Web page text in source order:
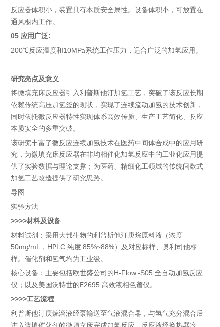
反应器体积小，装置具有本质安全属性。设备体积小，可放置在
通风橱内工作。
05 应用广泛:
200℃反应温度和10MPa系统工作压力，适合广泛的加氢应用。
研究亮点及意义
将微填充床反应器引入利普斯他汀加氢工艺，突破了该反应长期
依赖传统高压加氢釜的现状，实现了连续流动加氢的技术创新，
同时依托微反应器特性实现体系高效传质、生产工艺简化、反应
本质安全的多重突破。
该研究丰富了微反应连续加氢技术在医药中间体合成中的应用研
究，为微填充床反应器在非均相催化加氢反应中的工业化应用提
供了实验数据与理论支撑；为医药、精细化工领域的传统间歇式
加氢工艺改造提供了研究思路。
导图
实验方法
>>>>材料及设备
材料试剂：采用大邦生物的利普斯他汀庚烷原料液（浓度
50mg/mL，HPLC 纯度 85%~88%）及对应标样、奥利司他标
样。催化剂和氢气均为工业级。
核心设备：主要包括欧世盛公司的H-Flow -S05 全自动加氢反应
仪；以及美国沃特世的E2695 高效液相色谱仪。
>>>>工艺流程
利普斯他汀庚烷溶液经泵输送至气液混合器，与氢气充分混合后
进入装填催化剂的微填充床完成加氢反应；反应液经换热器冷